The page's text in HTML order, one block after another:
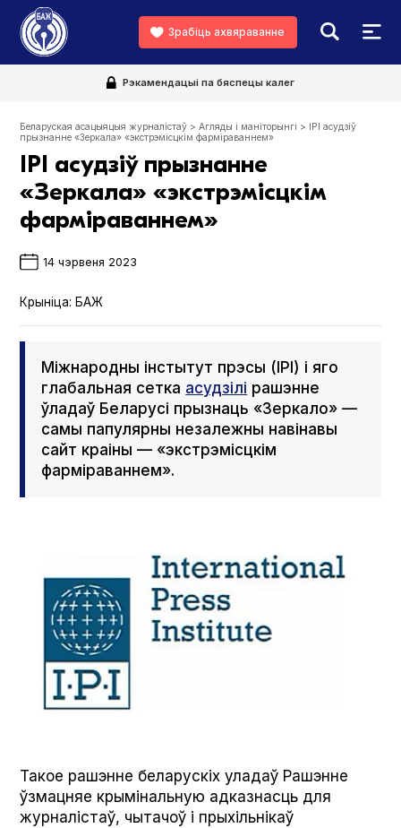
Зрабіць ахвяраванне
Рэкамендацыі па бяспецы калег
Беларуская асацыяцыя журналістаў >Агляды і маніторынгі > IPI асудзіў
прызнанне «Зеркала» «экстрэмісцкім фарміраваннем»
IPI асудзіў прызнанне
«Зеркала» «экстрэмісцкім
фарміраваннем»
14 чэрвеня 2023
Крыніца: БАЖ
Міжнародны інстытут прэсы (IPI) і яго
глабальная сетка асудзілі рашэнне
ўладаў Беларусі прызнаць «Зеркало» —
самы папулярны незалежны навінавы
сайт краіны — «экстрэмісцкім
фарміраваннем».
Такое рашэнне беларускіх уладаў Рашэнне
ўзмацняе крымінальную адказнасць для
журналістаў, чытачоў і прыхільнікаў